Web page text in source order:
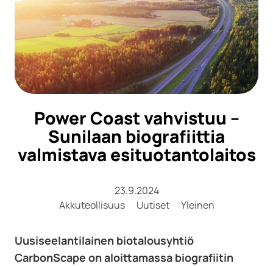
Power Coast vahvistuu –
Sunilaan biografiittia
valmistava esituotantolaitos
23.9.2024
Akkuteollisuus
Uutiset Yleinen
Uusiseelantilainen biotalousyhtiö
CarbonScape on aloittamassa biografiitin